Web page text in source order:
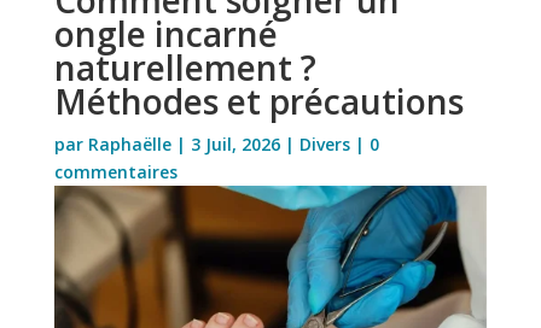
ongle incarné
naturellement ?
Méthodes et précautions
par Raphaëlle| 3 Juil, 2026| Divers| 0
commentaires